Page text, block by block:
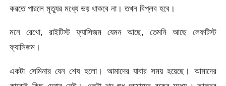
করতে পারলে মৃত্যুর মধ্যে ভয় থাকবে না। তখন বিপ্লব হবে।
মনে রেখো, রাইটিস্ট ফ্যাসিজম যেমন আছে, তেমনি আছে লেফটিস্ট
ফ্যাসিজম।
একটা সেমিনার যেন শেষ হলো। আমাদের যাবার সময় হয়েছে। আমাদের